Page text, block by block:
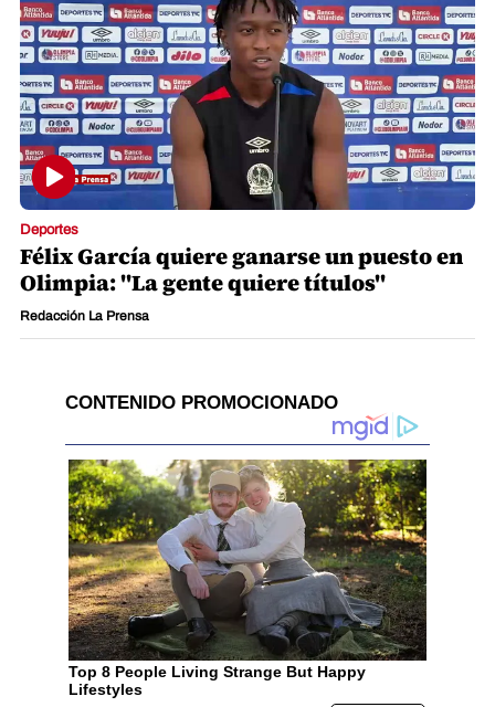
Deportes
Félix García quiere ganarse un puesto en
Olimpia: "La gente quiere títulos"
Redacción La Prensa